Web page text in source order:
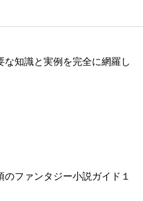
知識と実例を完全に網羅し
ファンタジー小説ガイド１